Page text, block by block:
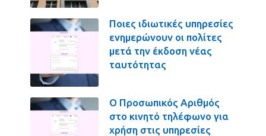
Ποιες ιδιωτικές υπηρεσίες
ενημερώνουν οι πολίτες
μετά την έκδοση νέας
ταυτότητας
Ο Προσωπικός Αριθμός
στο κινητό τηλέφωνο για
χρήση στις υπηρεσίες